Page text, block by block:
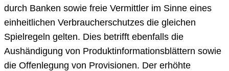
durch Banken sowie freie Vermittler im Sinne eines
einheitlichen Verbraucherschutzes die gleichen
Spielregeln gelten. Dies betrifft ebenfalls die
Aushändigung von Produktinformationsblättern sowie
die Offenlegung von Provisionen. Der erhöhte